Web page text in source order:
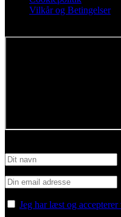
Vilkår og Betingelser
Jeg har læst og